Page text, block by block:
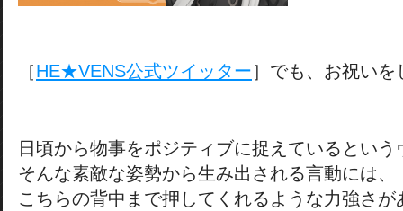
［HE★VENS公式ツイッター］でも、お祝いを
日頃から物事をポジティブに捉えているという
そんな素敵な姿勢から生み出される言動には、
こちらの背中まで押してくれるような力強さが